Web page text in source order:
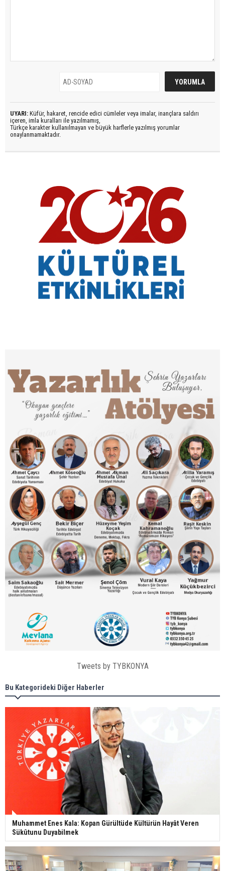
UYARI: Küfür, hakaret, rencide edici cümleler veya imalar, inançlara saldırı
içeren, imla kuralları ile yazılmamış,
Türkçe karakter kullanılmayan ve büyük harflerle yazılmış yorumlar
onaylanmamaktadır.
Tweets by TYBKONYA
Bu Kategorideki Diğer Haberler
Muhammet Enes Kala: Kopan Gürültüde Kültürün Hayât Veren
Sükûtunu Duyabilmek